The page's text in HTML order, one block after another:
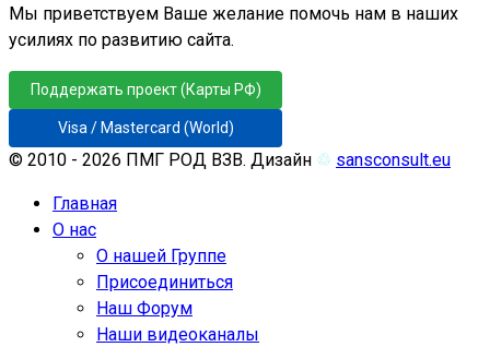
Мы приветствуем Ваше желание помочь нам в наших
усилиях по развитию сайта.
Поддержать проект (Карты РФ)
Visa / Mastercard (World)
© 2010 - 2026 ПМГ РОД ВЗВ. Дизайн ♲ sansconsult.eu
Главная
О нас
О нашей Группе
Присоединиться
Наш Форум
Наши видеоканалы